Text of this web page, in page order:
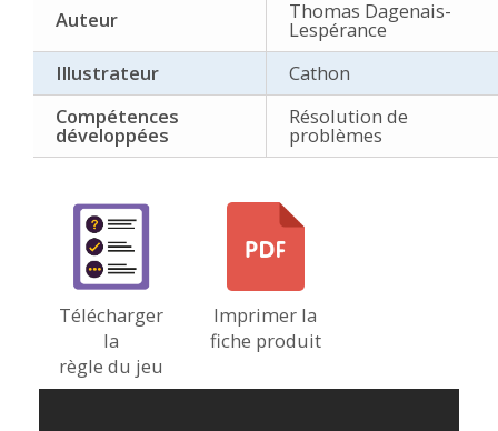
Auteur Thomas Dagenais-
Lespérance
Illustrateur
Cathon
Compétences
développées
Résolution de
problèmes
Télécharger
la
règle du jeu
Imprimer la
fiche produit